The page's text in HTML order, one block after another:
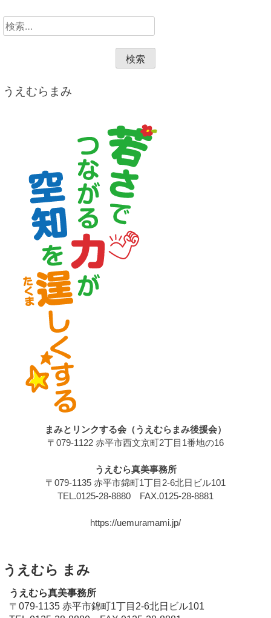
検
索:
うえむらまみ
まみとリンクする会（うえむらまみ後援会）
〒079-1122 赤平市西文京町2丁目1番地の16
うえむら真美事務所
〒079-1135 赤平市錦町1丁目2-6北日ビル101
TEL.0125-28-8880 FAX.0125-28-8881
https://uemuramami.jp/
うえむら まみ
うえむら真美事務所
〒079-1135 赤平市錦町1丁目2-6北日ビル101